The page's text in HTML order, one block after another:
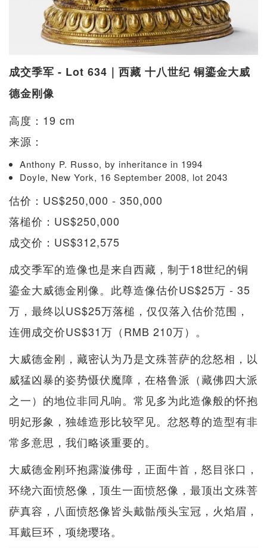
成交季军 - Lot 634｜西藏 十八世纪 铜鎏金大威
德金刚像
高度：19 cm
来源：
Anthony P. Russo, by inheritance in 1994
Doyle, New York, 16 September 2008, lot 2043
估价：US$250,000 - 350,000
落槌价：US$250,000
成交价：US$312,575
成交季军的造像也是来自西藏，制于18世纪的铜
鎏金大威德金刚像。此尊造像估价US$25万 - 35
万，最终以US$25万落槌，仅仅落入估价范围，
连佣成交价US$31万（RMB 210万）。
大威德金刚，藏密认为乃是文殊菩萨的忿怒相，以
威猛凶暴的姿势慑伏魔障，在格鲁派（藏佛四大派
之一）的地位非同凡响。常见多为此造像般的怀抱
明妃形象，独雄造形比较罕见。忿怒尊的造型有非
常多意思，我们略谈重要的。
大威德金刚环抱露漩佛母，正面牛首，怒目张口，
环绕六面愤怒像，顶生一面愤怒像，最顶出文殊菩
萨真容，八面愤怒像皆头戴骷颅头宝冠，火焰眉，
耳戴巨环，项绕璎珞。